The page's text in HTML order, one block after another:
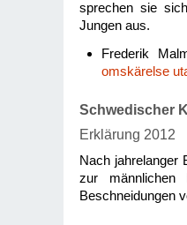
sprechen sie
Jungen aus.
Frederik
omskärelse
Schwedischer
Erklärung 2012
Nach jahrelanger
zur männlichen
Beschneidungen